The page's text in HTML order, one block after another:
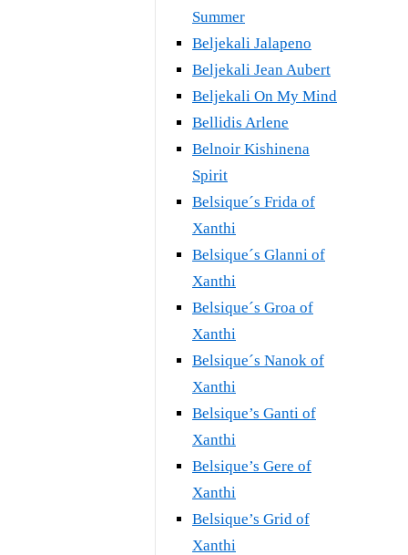
Summer
Beljekali Jalapeno
Beljekali Jean Aubert
Beljekali On My Mind
Bellidis Arlene
Belnoir Kishinena
Spirit
Belsique´s Frida of
Xanthi
Belsique´s Glanni of
Xanthi
Belsique´s Groa of
Xanthi
Belsique´s Nanok of
Xanthi
Belsique’s Ganti of
Xanthi
Belsique’s Gere of
Xanthi
Belsique’s Grid of
Xanthi